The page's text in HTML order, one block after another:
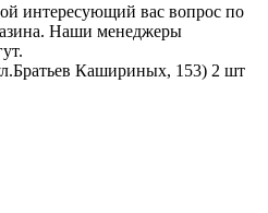
интересующий вас вопрос по
Наши менеджеры
Кашириных, 153) 2 шт